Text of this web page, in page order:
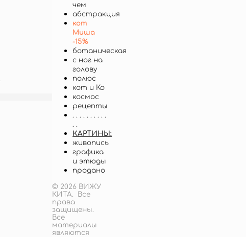
чем
абстракция
кот
Миша
-15%
ботаническая
с ног на
голову
полюс
кот и Ко
космос
рецепты
. . . . . . . . . .
. .
КАРТИНЫ:
живопись
графика
и этюды
продано
© 2026 ВИЖУ
КИТА. Все
права
защищены.
Все
материалы
являются